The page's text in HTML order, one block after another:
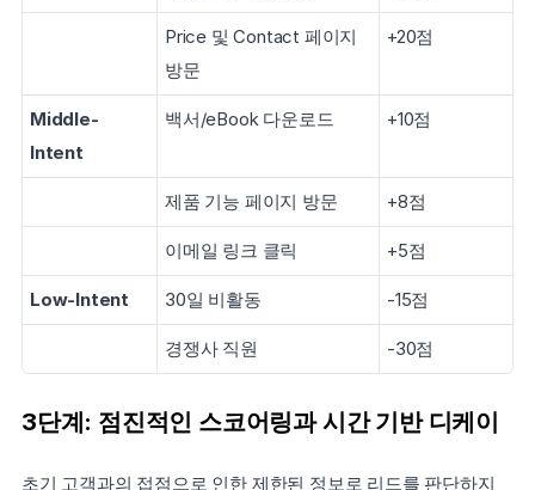
Price 및 Contact 페이지
방문
+20점
Middle-
Intent
백서/eBook 다운로드 +10점
제품 기능 페이지 방문 +8점
이메일 링크 클릭 +5점
Low-Intent 30일 비활동 -15점
경쟁사 직원 -30점
3단계: 점진적인 스코어링과 시간 기반 디케이
초기 고객과의 접점으로 인한 제한된 정보로 리드를 판단하지